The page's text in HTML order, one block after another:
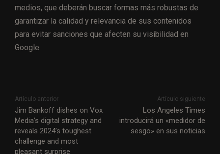
medios, que deberán buscar formas más robustas de
garantizar la calidad y relevancia de sus contenidos
para evitar sanciones que afecten su visibilidad en
Google.
Artículo anterior
Jim Bankoff dishes on Vox
Media’s digital strategy and
reveals 2024’s toughest
challenge and most
pleasant surprise
Artículo siguiente
Los Angeles Times
introducirá un «medidor de
sesgo» en sus noticias